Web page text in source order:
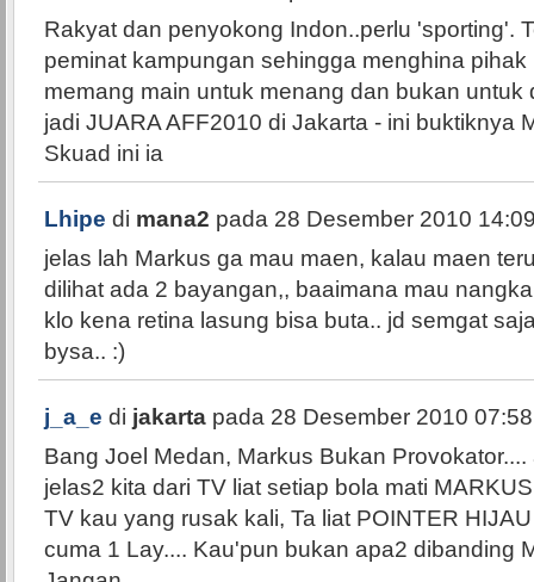
Rakyat dan penyokong Indon..perlu 'sporting'.
peminat kampungan sehingga menghina pihak
memang main untuk menang dan bukan untuk
jadi JUARA AFF2010 di Jakarta - ini buktiknya
Skuad ini ia
Lhipe di mana2 pada 28 Desember 2010
jelas lah Markus ga mau maen, kalau maen
dilihat ada 2 bayangan,, baaimana mau
klo kena retina lasung bisa buta.. jd semgat
bysa.. :)
j_a_e di jakarta pada 28 Desember 2010
Bang Joel Medan, Markus Bukan
jelas2 kita dari TV liat setiap bola mati
TV kau yang rusak kali, Ta liat POINTER
cuma 1 Lay.... Kau'pun bukan apa2 dibanding